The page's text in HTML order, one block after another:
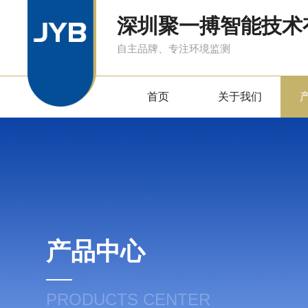
深圳聚一搏智能技
自主品牌、专注环境监测
首页 关于我们
产品中心
PRODUCTS CENTER